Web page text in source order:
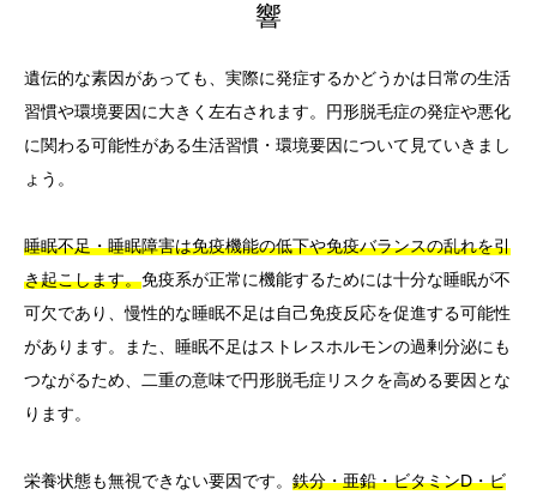
響
遺伝的な素因があっても、実際に発症するかどうかは日常の生活
習慣や環境要因に大きく左右されます。円形脱毛症の発症や悪化
に関わる可能性がある生活習慣・環境要因について見ていきまし
ょう。
睡眠不足・睡眠障害は免疫機能の低下や免疫バランスの乱れを引
き起こします。免疫系が正常に機能するためには十分な睡眠が不
可欠であり、慢性的な睡眠不足は自己免疫反応を促進する可能性
があります。また、睡眠不足はストレスホルモンの過剰分泌にも
つながるため、二重の意味で円形脱毛症リスクを高める要因とな
ります。
栄養状態も無視できない要因です。 鉄分・亜鉛・ビタミンD・ビ